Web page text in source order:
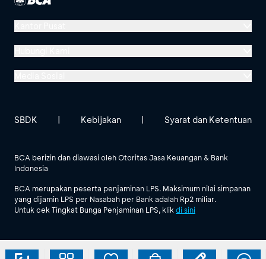
Menara BCA, Grand Indonesia
Jl. MH Thamrin No. 1
Lihat Semua Media Sosial
BCA berizin dan diawasi oleh Otoritas Jasa Keuangan & Bank
Indonesia
BCA merupakan peserta penjaminan LPS. Maksimum nilai simpanan
yang dijamin LPS per Nasabah per Bank adalah Rp2 miliar.
Untuk cek Tingkat Bunga Penjaminan LPS, klik di sini
SBDK | Kebijakan | Syarat dan Ketentuan